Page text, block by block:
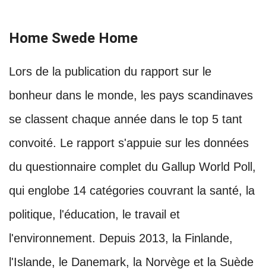
Home Swede Home
Lors de la publication du rapport sur le
bonheur dans le monde, les pays scandinaves
se classent chaque année dans le top 5 tant
convoité. Le rapport s'appuie sur les données
du questionnaire complet du Gallup World Poll,
qui englobe 14 catégories couvrant la santé, la
politique, l'éducation, le travail et
l'environnement. Depuis 2013, la Finlande,
l'Islande, le Danemark, la Norvège et la Suède